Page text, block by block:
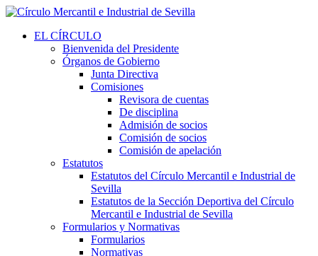
EL CÍRCULO
Bienvenida del Presidente
Órganos de Gobierno
Junta Directiva
Comisiones
Revisora de cuentas
De disciplina
Admisión de socios
Comisión de socios
Comisión de apelación
Estatutos
Estatutos del Círculo Mercantil e Industrial de
Sevilla
Estatutos de la Sección Deportiva del Círculo
Mercantil e Industrial de Sevilla
Formularios y Normativas
Formularios
Normativas